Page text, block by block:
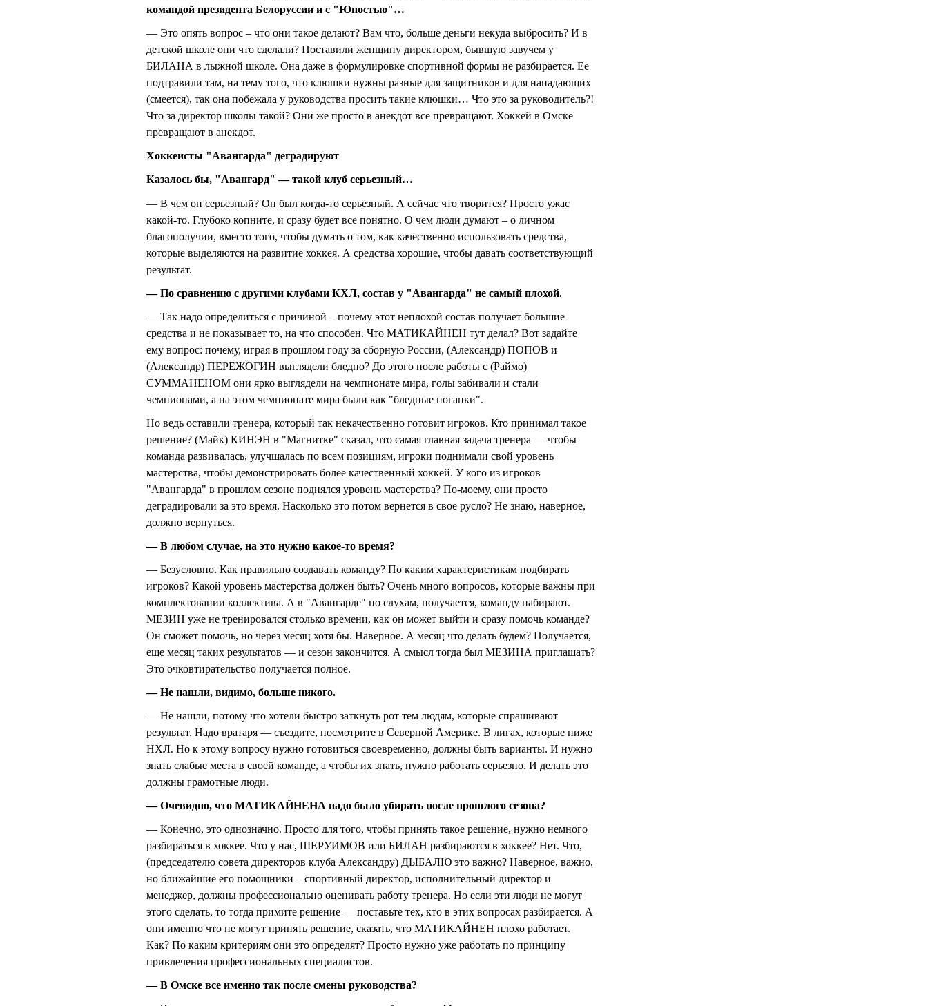
командой президента Белоруссии и с "Юностью"…
— Это опять вопрос – что они такое делают? Вам что, больше деньги некуда выбросить? И в
детской школе они что сделали? Поставили женщину директором, бывшую завучем у
БИЛАНА в лыжной школе. Она даже в формулировке спортивной формы не разбирается. Ее
подтравили там, на тему того, что клюшки нужны разные для защитников и для нападающих
(смеется), так она побежала у руководства просить такие клюшки… Что это за руководитель?!
Что за директор школы такой? Они же просто в анекдот все превращают. Хоккей в Омске
превращают в анекдот.
Хоккеисты "Авангарда" деградируют
Казалось бы, "Авангард" — такой клуб серьезный…
— В чем он серьезный? Он был когда-то серьезный. А сейчас что творится? Просто ужас
какой-то. Глубоко копните, и сразу будет все понятно. О чем люди думают – о личном
благополучии, вместо того, чтобы думать о том, как качественно использовать средства,
которые выделяются на развитие хоккея. А средства хорошие, чтобы давать соответствующий
результат.
— По сравнению с другими клубами КХЛ, состав у "Авангарда" не самый плохой.
— Так надо определиться с причиной – почему этот неплохой состав получает большие
средства и не показывает то, на что способен. Что МАТИКАЙНЕН тут делал? Вот задайте
ему вопрос: почему, играя в прошлом году за сборную России, (Александр) ПОПОВ и
(Александр) ПЕРЕЖОГИН выглядели бледно? До этого после работы с (Раймо)
СУММАНЕНОМ они ярко выглядели на чемпионате мира, голы забивали и стали
чемпионами, а на этом чемпионате мира были как "бледные поганки".
Но ведь оставили тренера, который так некачественно готовит игроков. Кто принимал такое
решение? (Майк) КИНЭН в "Магнитке" сказал, что самая главная задача тренера — чтобы
команда развивалась, улучшалась по всем позициям, игроки поднимали свой уровень
мастерства, чтобы демонстрировать более качественный хоккей. У кого из игроков
"Авангарда" в прошлом сезоне поднялся уровень мастерства? По-моему, они просто
деградировали за это время. Насколько это потом вернется в свое русло? Не знаю, наверное,
должно вернуться.
— В любом случае, на это нужно какое-то время?
— Безусловно. Как правильно создавать команду? По каким характеристикам подбирать
игроков? Какой уровень мастерства должен быть? Очень много вопросов, которые важны при
комплектовании коллектива. А в "Авангарде" по слухам, получается, команду набирают.
МЕЗИН уже не тренировался столько времени, как он может выйти и сразу помочь команде?
Он сможет помочь, но через месяц хотя бы. Наверное. А месяц что делать будем? Получается,
еще месяц таких результатов — и сезон закончится. А смысл тогда был МЕЗИНА приглашать?
Это очковтирательство получается полное.
— Не нашли, видимо, больше никого.
— Не нашли, потому что хотели быстро заткнуть рот тем людям, которые спрашивают
результат. Надо вратаря — съездите, посмотрите в Северной Америке. В лигах, которые ниже
НХЛ. Но к этому вопросу нужно готовиться своевременно, должны быть варианты. И нужно
знать слабые места в своей команде, а чтобы их знать, нужно работать серьезно. И делать это
должны грамотные люди.
— Очевидно, что МАТИКАЙНЕНА надо было убирать после прошлого сезона?
— Конечно, это однозначно. Просто для того, чтобы принять такое решение, нужно немного
разбираться в хоккее. Что у нас, ШЕРУИМОВ или БИЛАН разбираются в хоккее? Нет. Что,
(председателю совета директоров клуба Александру) ДЫБАЛЮ это важно? Наверное, важно,
но ближайшие его помощники – спортивный директор, исполнительный директор и
менеджер, должны профессионально оценивать работу тренера. Но если эти люди не могут
этого сделать, то тогда примите решение — поставьте тех, кто в этих вопросах разбирается. А
они именно что не могут принять решение, сказать, что МАТИКАЙНЕН плохо работает.
Как? По каким критериям они это определят? Просто нужно уже работать по принципу
привлечения профессиональных специалистов.
— В Омске все именно так после смены руководства?